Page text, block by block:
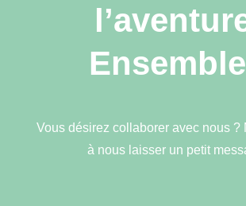
Vous désirez collaborer avec nous ?
à nous laisser un petit